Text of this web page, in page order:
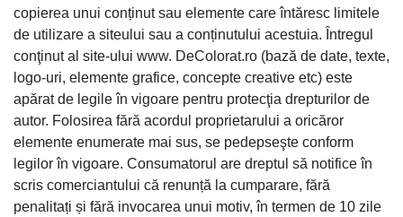
copierea unui conținut sau elemente care întăresc limitele
de utilizare a siteului sau a conținutului acestuia. Întregul
conţinut al site-ului www. DeColorat.ro (bază de date, texte,
logo-uri, elemente grafice, concepte creative etc) este
apărat de legile în vigoare pentru protecţia drepturilor de
autor. Folosirea fără acordul proprietarului a oricăror
elemente enumerate mai sus, se pedepseşte conform
legilor în vigoare. Consumatorul are dreptul să notifice în
scris comerciantului că renunță la cumparare, fără
penalitați și fără invocarea unui motiv, în termen de 10 zile